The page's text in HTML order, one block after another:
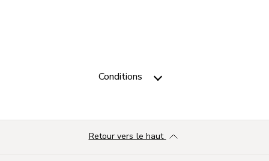
Conditions
Retour vers le haut